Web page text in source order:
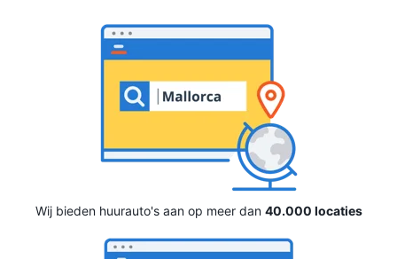
Wij bieden huurauto's aan op meer dan 40.000 locaties